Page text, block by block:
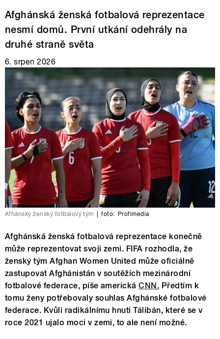
Afghánská ženská fotbalová reprezentace
nesmí domů. První utkání odehrály na
druhé straně světa
6. srpen 2026
Afhánský ženský fotbalový tým foto: Profimedia
Afghánská ženská fotbalová reprezentace konečně
může reprezentovat svoji zemi. FIFA rozhodla, že
ženský tým Afghan Women United může oficiálně
zastupovat Afghánistán v soutěžích mezinárodní
fotbalové federace, píše americkáCNN. Předtím k
tomu ženy potřebovaly souhlas Afghánské fotbalové
federace. Kvůli radikálnímu hnutí Tálibán, které se v
roce 2021 ujalo moci v zemi, to ale není možné.